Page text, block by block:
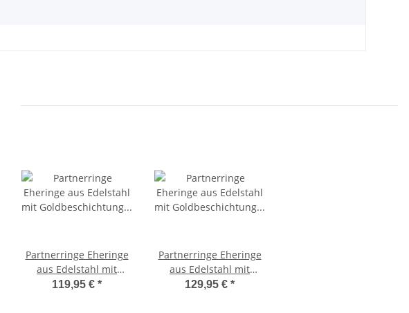
Partnerringe Eheringe
aus Edelstahl mit
Goldbeschichtung und
119,95 € *
Partnerringe Eheringe
aus Edelstahl mit
Goldbeschichtung und
129,95 € *